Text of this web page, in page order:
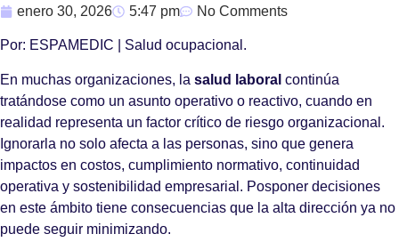
enero 30, 2026 5:47 pm No Comments
Por: ESPAMEDIC | Salud ocupacional.
En muchas organizaciones, la salud laboral continúa
tratándose como un asunto operativo o reactivo, cuando en
realidad representa un factor crítico de riesgo organizacional.
Ignorarla no solo afecta a las personas, sino que genera
impactos en costos, cumplimiento normativo, continuidad
operativa y sostenibilidad empresarial. Posponer decisiones
en este ámbito tiene consecuencias que la alta dirección ya no
puede seguir minimizando.